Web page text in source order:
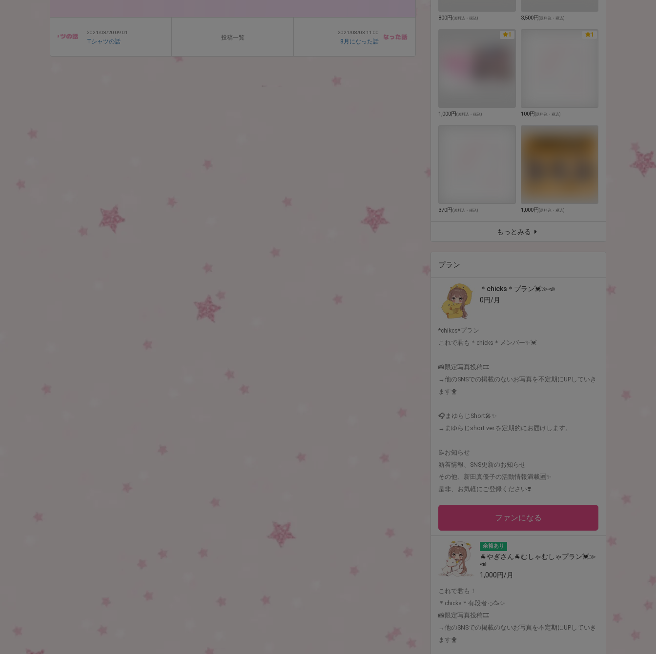
2021/08/20 09:01
Tシャツの話
投稿一覧
2021/08/03 11:00
8月になった話
800円(送料込・税込) 3,500円(送料込・税込)
1
1,000円(送料込・税込)
1
100円(送料込・税込)
370円(送料込・税込) 1,000円(送料込・税込)
もっとみる
プラン
＊chicks＊プラン💓≫📣
0円/月
*chikcs*プラン
これで君も＊chicks＊メンバー✨💓
📸限定写真投稿🎞
→他のSNSでの掲載のないお写真を不定期にUPしていき
ます🐥
🎧まゆらじShort🎤✨
→まゆらじshort ver.を定期的にお届けします。
📝お知らせ
新着情報、SNS更新のお知らせ
その他、新田真優子の活動情報満載🆕✨
是非、お気軽にご登録ください❣️
ファンになる
余裕あり
🐐やぎさん🐐むしゃむしゃプラン💓≫
📣
1,000円/月
これで君も！
＊chicks＊有段者っ🥳✨
📸限定写真投稿🎞
→他のSNSでの掲載のないお写真を不定期にUPしていき
ます🐥